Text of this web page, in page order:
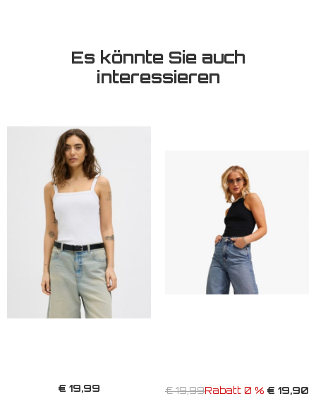
Es könnte Sie auch
interessieren
€ 19,99 € 19,99Rabatt 0 % € 19,90